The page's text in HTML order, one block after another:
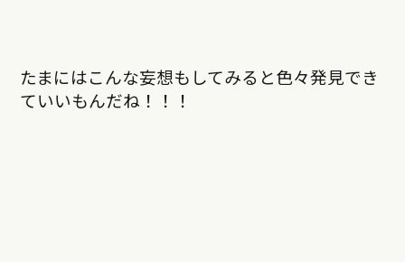
たまにはこんな妄想もしてみると色々発見でき
ていいもんだね！！！